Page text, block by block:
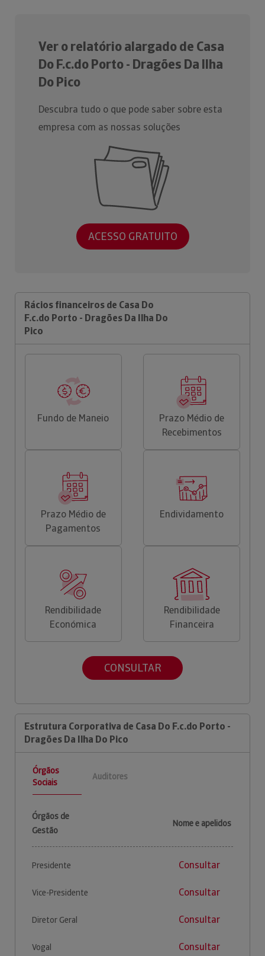
Ver o relatório alargado de Casa
Do F.c.do Porto - Dragões Da Ilha
Do Pico
Descubra tudo o que pode saber sobre esta
empresa com as nossas soluções
ACESSO GRATUITO
Rácios financeiros de Casa Do
F.c.do Porto - Dragões Da Ilha Do
Pico
Fundo de Maneio
Prazo Médio de
Recebimentos
Prazo Médio de
Pagamentos
Endividamento
Rendibilidade
Económica
Rendibilidade
Financeira
CONSULTAR
Estrutura Corporativa de Casa Do F.c.do Porto -
Dragões Da Ilha Do Pico
Órgãos
Sociais
Auditores
Órgãos de
Gestão
Nome e apelidos
Presidente Consultar
Vice-Presidente Consultar
Diretor Geral Consultar
Vogal Consultar